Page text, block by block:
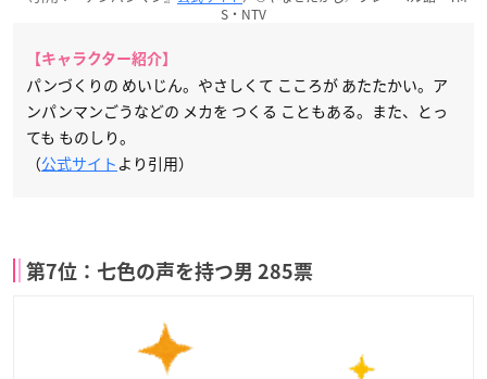
S・NTV
【キャラクター紹介】
パンづくりの めいじん。やさしくて こころが あたたかい。ア
ンパンマンごうなどの メカを つくる こともある。また、とっ
ても ものしり。
（公式サイト より引用）
第7位：七色の声を持つ男 285票